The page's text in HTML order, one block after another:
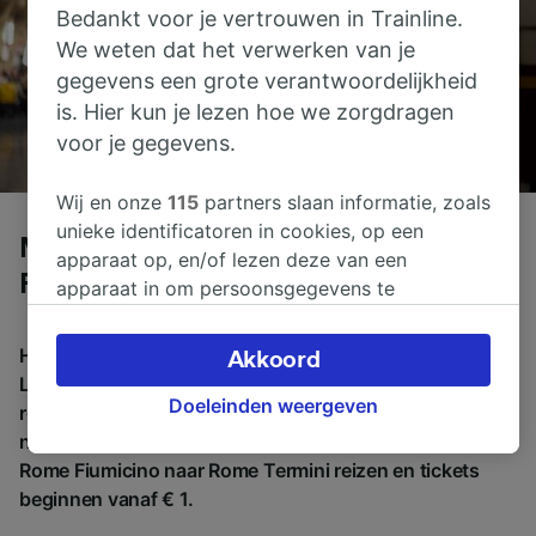
Met de trein van Luchthaven Rome
Fiumicino naar Rome Termini
Het duurt gemiddeld 32m om met de trein van
Luchthaven Rome Fiumicino naar Rome Termini te
reizen, over een afstand van ongeveer 24 km. Er zijn
normaal 70 treinen treinen per dag die van Luchthaven
Rome Fiumicino naar Rome Termini reizen en tickets
beginnen vanaf € 1.
Bedankt voor je vertrouwen in Trainline.
We weten dat het verwerken van je
gegevens een grote verantwoordelijkheid
is. Hier kun je lezen hoe we zorgdragen
voor je gegevens.
Wij en onze 115partners slaan informatie, zoals
unieke identificatoren in cookies, op een
apparaat op, en/of lezen deze van een
apparaat in om persoonsgegevens te
wijzigen door hieronder te klikken. Daaronder
valt ook je recht om bezwaar te maken in alle
gevallen dat er voor de verwerking een beroep
Je kunt deze instellingen op elk moment
wijzigen op de pagina met onze
Doeleinden weergeven
Akkoord